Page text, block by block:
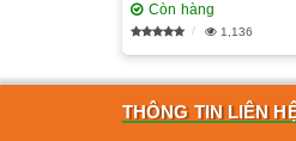
Còn hàng
1,136
THÔNG TIN LIÊN